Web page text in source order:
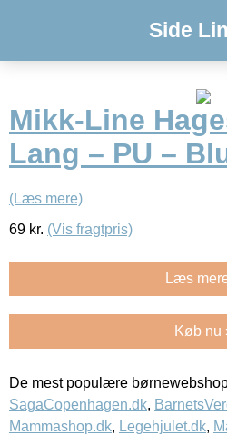
Side
Mikk-Line
Lang – PU –
(Læs mere)
69 kr. (Vis fragtpris)
Læs
Køb nu
De mest populære
SagaCopenhagen.dk,
Mammashop.dk, Legehjulet.dk,